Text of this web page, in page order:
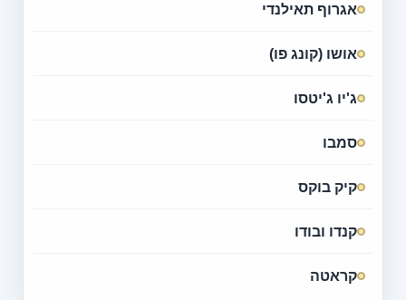
אגרוף תאילנדי
אושו (קונג פו)
ג'יו ג'יטסו
סמבו
קיק בוקס
קנדו ובודו
קראטה